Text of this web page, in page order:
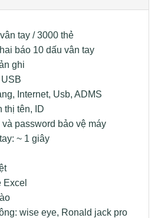
tay / 3000 thẻ
báo 10 dấu vân tay
ghi
Internet, Usb, ADMS
thị tên, ID
password bảo vệ máy
~ 1 giây
wise eye, Ronald jack pro